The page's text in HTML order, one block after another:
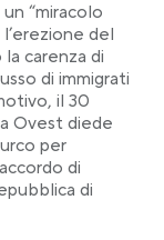
“miracolo
del
carenza di
di immigrati
il 30
Ovest diede
per
di
di